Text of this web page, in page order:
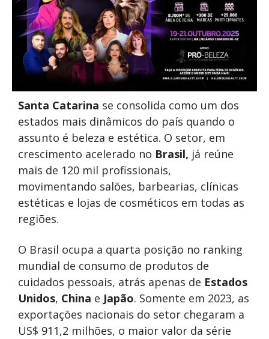
Santa Catarina se consolida como um dos
estados mais dinâmicos do país quando o
assunto é beleza e estética. O setor, em
crescimento acelerado no Brasil, já reúne
mais de 120 mil profissionais,
movimentando salões, barbearias, clínicas
estéticas e lojas de cosméticos em todas as
regiões.
O Brasil ocupa a quarta posição no ranking
mundial de consumo de produtos de
cuidados pessoais, atrás apenas de Estados
Unidos, China e Japão. Somente em 2023, as
exportações nacionais do setor chegaram a
US$ 911,2 milhões, o maior valor da série